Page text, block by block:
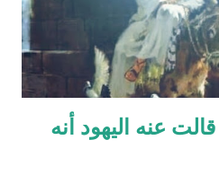
عنه اليهود أنه